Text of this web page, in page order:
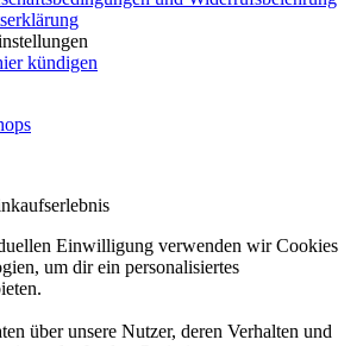
kündigen
Einwilligung verwenden wir Cookies
um dir ein personalisiertes
über unsere Nutzer, deren Verhalten und